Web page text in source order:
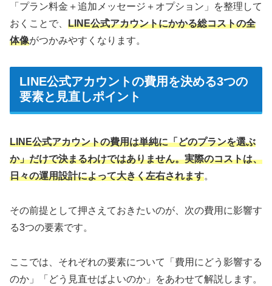
「プラン料金＋追加メッセージ＋オプション」を整理して
おくことで、 LINE公式アカウントにかかる総コストの全
体像がつかみやすくなります。
LINE公式アカウントの費用を決める3つの
要素と見直しポイント
LINE公式アカウントの費用は単純に「どのプランを選ぶ
か」だけで決まるわけではありません。実際のコストは、
日々の運用設計によって大きく左右されます。
その前提として押さえておきたいのが、次の費用に影響す
る3つの要素です。
ここでは、それぞれの要素について「費用にどう影響する
のか」「どう見直せばよいのか」をあわせて解説します。